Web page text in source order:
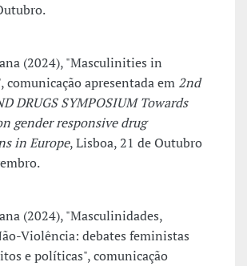
(2024), "Masculinities in
comunicação apresentada em 2nd
DRUGS SYMPOSIUM Towards
gender responsive drug
in Europe, Lisboa, 21 de Outubro
(2024), "Masculinidades,
Violência: debates feministas
e políticas", comunicação